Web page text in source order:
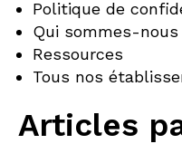
Politique de
Qui sommes-nous
Ressources
Tous nos
Articles